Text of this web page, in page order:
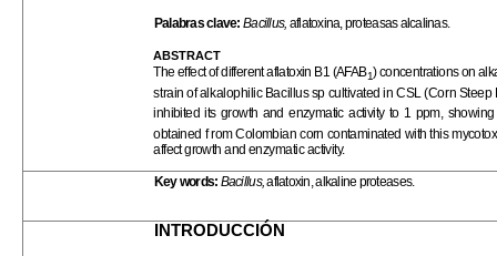
Palabras clave:Bacillus, aflatoxina, proteasas alcalinas.
ABSTRACT
The effect of different aflatoxin B1 (AFAB1) concentrations on
strain of alkalophilic Bacillus sp cultivated in CSL (Corn Steep
inhibited its growth and enzymatic activity to 1 ppm,
obtained f rom Colombian corn contaminated with this
affect growthand enzymatic activity.
Key words: Bacillus,aflatoxin, alkaline proteases.
INTRODUCCIÓN